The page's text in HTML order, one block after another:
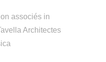
associés in
Architectes